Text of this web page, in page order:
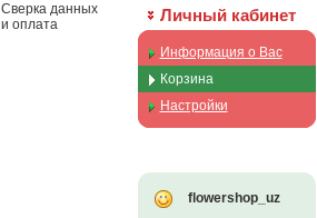
Сверка данных
и оплата
Личный кабинет
Информация о Вас
Корзина
Настройки
flowershop_uz